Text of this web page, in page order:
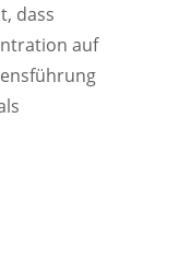
dass
auf